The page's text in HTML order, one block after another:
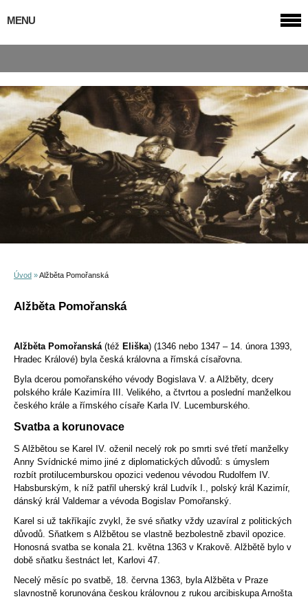
Úvod »Alžběta Pomořanská
Alžběta Pomořanská
Alžběta Pomořanská(též Eliška) (1346 nebo 1347 – 14. února 1393,
Hradec Králové) byla česká královna a římská císařovna.
Byla dcerou pomořanského vévody Bogislava V. a Alžběty, dcery
polského krále Kazimíra III. Velikého, a čtvrtou a poslední manželkou
českého krále a římského císaře Karla IV. Lucemburského.
Svatba a korunovace
S Alžbětou se Karel IV. oženil necelý rok po smrti své třetí manželky
Anny Svídnické mimo jiné z diplomatických důvodů: s úmyslem
rozbít protilucemburskou opozici vedenou vévodou Rudolfem IV.
Habsburským, k níž patřil uherský král Ludvík I., polský král Kazimír,
dánský král Valdemar a vévoda Bogislav Pomořanský.
Karel si už takříkajíc zvykl, že své sňatky vždy uzavíral z politických
důvodů. Sňatkem s Alžbětou se vlastně bezbolestně zbavil opozice.
Honosná svatba se konala 21. května 1363 v Krakově. Alžbětě bylo v
době sňatku šestnáct let, Karlovi 47.
Necelý měsíc po svatbě, 18. června 1363, byla Alžběta v Praze
slavnostně korunována českou královnou z rukou arcibiskupa Arnošta
MENU